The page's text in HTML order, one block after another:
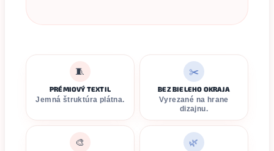
🧵
PRÉMIOVÝ TEXTIL
Jemná štruktúra plátna.
✂️
BEZ BIELEHO OKRAJA
Vyrezané na hrane
dizajnu.
🎨 🌿